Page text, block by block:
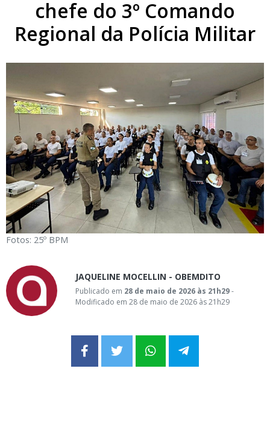
chefe do 3º Comando
Regional da Polícia Militar
Fotos: 25º BPM
JAQUELINE MOCELLIN - OBEMDITO
Publicado em 28 de maio de 2026 às 21h29-
Modificado em 28 de maio de 2026 às 21h29